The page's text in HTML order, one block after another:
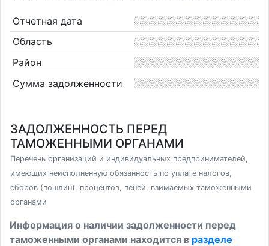
Отчетная дата
Область
Район
Сумма задолженности
ЗАДОЛЖЕННОСТЬ ПЕРЕД
ТАМОЖЕННЫМИ ОРГАНАМИ
Перечень организаций и индивидуальных предпринимателей,
имеющих неисполненную обязанность по уплате налогов,
сборов (пошлин), процентов, пеней, взимаемых таможенными
органами
Информация о наличии задолженности перед
таможенными органами находится в разделе